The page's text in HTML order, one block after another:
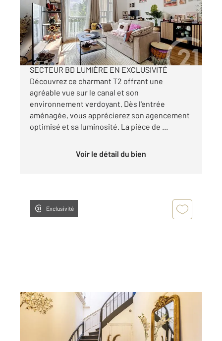
Appartement F2 à vendre
110 000 €
A VENDRE - APPARTEMENT T2 REIMS -
SECTEUR BD LUMIÈRE EN EXCLUSIVITÉ
Découvrez ce charmant T2 offrant une
agréable vue sur le canal et son
environnement verdoyant. Dès l'entrée
aménagée, vous apprécierez son agencement
optimisé et sa luminosité. La pièce de ...
Voir le détail du bien
Exclusivité
REIMS 51
36 m2